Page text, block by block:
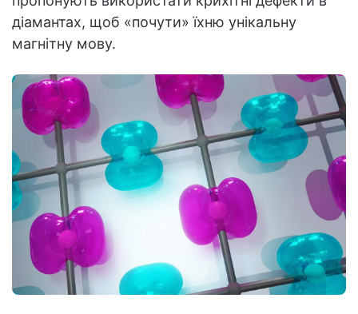
діамантах, щоб «почути» їхню унікальну
магнітну мову.